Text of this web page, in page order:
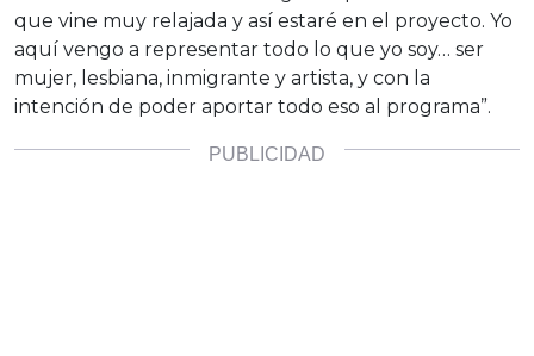
que vine muy relajada y así estaré en el proyecto. Yo
aquí vengo a representar todo lo que yo soy… ser
mujer, lesbiana, inmigrante y artista, y con la
intención de poder aportar todo eso al programa”.